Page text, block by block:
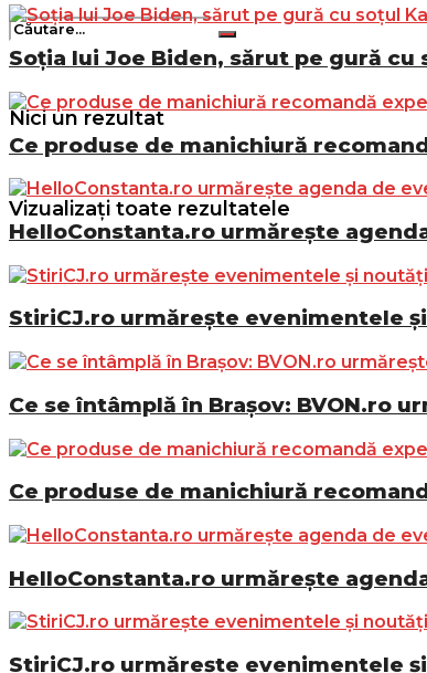
Nici un rezultat
Vizualizați toate rezultatele
Soția lui Joe Biden, sărut pe gură cu
Ce produse de manichiură
HelloConstanta.ro urmărește
StiriCJ.ro urmărește evenimentele
Ce se întâmplă în Brașov: BVON.ro
Ce produse de manichiură
HelloConstanta.ro urmărește
StiriCJ.ro urmărește evenimentele